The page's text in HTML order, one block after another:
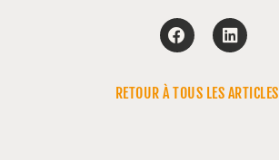
RETOUR À TOUS LES ARTICLES